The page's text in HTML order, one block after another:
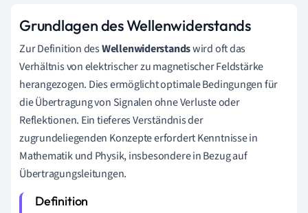
Grundlagen des Wellenwiderstands
Zur Definition desWellenwiderstandswird oft das
Verhältnis von elektrischer zu magnetischer Feldstärke
herangezogen. Dies ermöglicht optimale Bedingungen für
die Übertragung von Signalen ohne Verluste oder
Reflektionen. Ein tieferes Verständnis der
zugrundeliegenden Konzepte erfordert Kenntnisse in
Mathematik und Physik, insbesondere in Bezug auf
Übertragungsleitungen.